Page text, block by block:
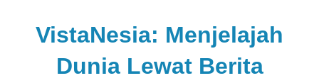
VistaNesia: Menjelajah
Dunia Lewat Berita